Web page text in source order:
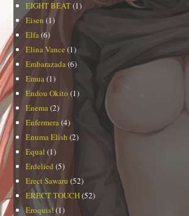
EIGHT BEAT(1)
Eisen (1)
Elfa(6)
Elina Vance (1)
Embarazada(6)
Emua(1)
Endou Okito (1)
Enema(2)
Enfermera(4)
Enuma Elish (2)
Equal (1)
Erdelied (5)
Erect Sawaru (52)
ERECT TOUCH(52)
Eroquis! (1)